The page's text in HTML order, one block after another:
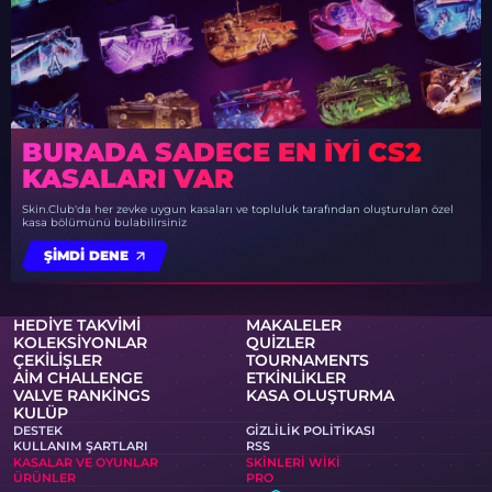
BURADA SADECE EN IYI CS2
KASALARI VAR
Skin.Club'da her zevke uygun kasaları ve topluluk tarafından oluşturulan özel
kasa bölümünü bulabilirsiniz
ŞIMDI DENE
HEDIYE TAKVIMI
MAKALELER
KOLEKSIYONLAR
QUIZLER
ÇEKILIŞLER
TOURNAMENTS
AIM CHALLENGE
ETKINLIKLER
VALVE RANKINGS
KASA OLUŞTURMA
KULÜP
DESTEK
GIZLILIK POLITIKASI
KULLANIM ŞARTLARI
RSS
KASALAR VE OYUNLAR
SKINLERI WIKI
ÜRÜNLER
PRO